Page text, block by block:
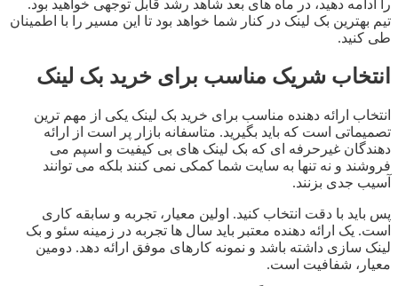
را ادامه دهید، در ماه های بعد شاهد رشد قابل توجهی خواهید بود.
تیم بهترین بک لینک در کنار شما خواهد بود تا این مسیر را با اطمینان
طی کنید.
انتخاب شریک مناسب برای خرید بک لینک
انتخاب ارائه دهنده مناسب برای خرید بک لینک یکی از مهم ترین
تصمیماتی است که باید بگیرید. متاسفانه بازار پر است از ارائه
دهندگان غیرحرفه ای که بک لینک های بی کیفیت و اسپم می
فروشند و نه تنها به سایت شما کمکی نمی کنند بلکه می توانند
آسیب جدی بزنند.
پس باید با دقت انتخاب کنید. اولین معیار، تجربه و سابقه کاری
است. یک ارائه دهنده معتبر باید سال ها تجربه در زمینه سئو و بک
لینک سازی داشته باشد و نمونه کارهای موفق ارائه دهد. دومین
معیار، شفافیت است.